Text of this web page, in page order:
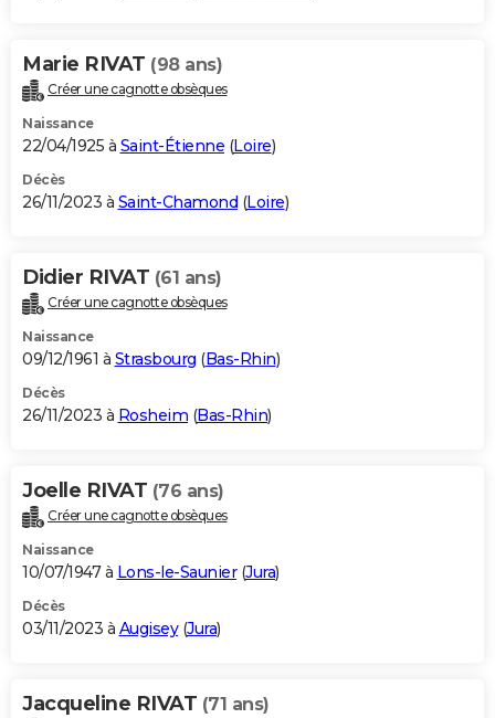
Marie RIVAT (98 ans)
Créer une cagnotte obsèques
Naissance
22/04/1925 à Saint-Étienne (Loire)
Décès
26/11/2023 à Saint-Chamond (Loire)
Didier RIVAT (61 ans)
Créer une cagnotte obsèques
Naissance
09/12/1961 à Strasbourg (Bas-Rhin)
Décès
26/11/2023 à Rosheim (Bas-Rhin)
Joelle RIVAT (76 ans)
Créer une cagnotte obsèques
Naissance
10/07/1947 à Lons-le-Saunier(Jura)
Décès
03/11/2023 à Augisey(Jura)
Jacqueline RIVAT (71 ans)